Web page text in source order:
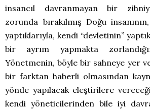
insancıl davranmayan bir
zorunda bırakılmış Doğu
yaptıklarıyla, kendi “devletinin”
bir ayrım yapmakta
Yönetmenin, böyle bir sahneye yer
bir farktan haberli olmasından
yönde yapılacak eleştirilere
kendi yöneticilerinden bile iyi